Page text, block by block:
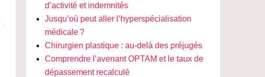
d’activité et indemnités
Jusqu’où peut aller l’hyperspécialisation
médicale ?
Chirurgien plastique : au-delà des préjugés
Comprendre l’avenant OPTAM et le taux de
dépassement recalculé